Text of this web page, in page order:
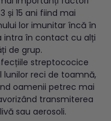
și 15 ani fiind mai
lor imunitar încă în
intra în contact cu alți
de grup.
streptococice
reci de toamnă,
oamenii petrec mai
transmiterea
sau aerosoli.